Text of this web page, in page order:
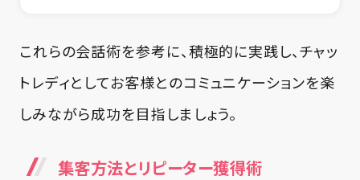
これらの会話術を参考に、積極的に実践し、チャッ
トレディとしてお客様とのコミュニケーションを楽
しみながら成功を目指しましょう。
集客方法とリピーター獲得術